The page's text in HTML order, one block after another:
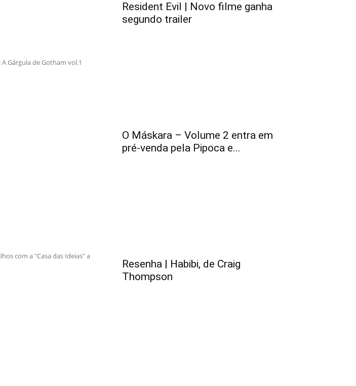
Gárgula de Gotham vol.1
com a "Casa das Ideias" a
Resident Evil | Novo filme ganha
segundo trailer
O Máskara – Volume 2 entra em
pré-venda pela Pipoca e...
Resenha | Habibi, de Craig
Thompson